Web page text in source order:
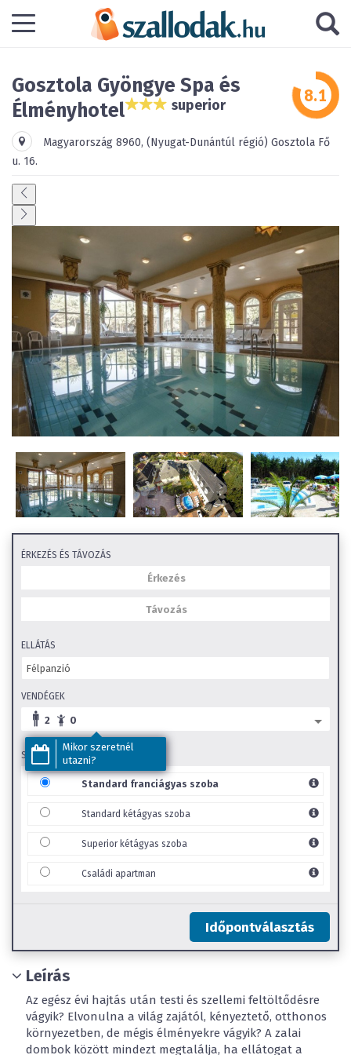
Gosztola Gyöngye Spa és
Élményhotel
superior
Magyarország 8960, (Nyugat-Dunántúl régió) Gosztola Fő
u. 16.
ÉRKEZÉS ÉS TÁVOZÁS
Mikor szeretnél
utazni?
ELLÁTÁS
VENDÉGEK
2 0
SZOBA TÍPUS
Standard franciágyas szoba
Standard kétágyas szoba
Superior kétágyas szoba
Családi apartman
Időpontválasztás
Leírás
Az egész évi hajtás után testi és szellemi feltöltődésre
vágyik? Elvonulna a világ zajától, kényeztető, otthonos
környezetben, de mégis élményekre vágyik? A zalai
dombok között mindezt megtalálja, ha ellátogat a